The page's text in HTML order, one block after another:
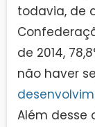
todavia, de
de 2014,
não haver
Além desse